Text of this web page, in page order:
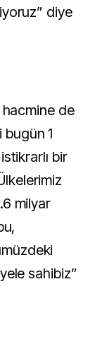
diye
de
1
bir
milyar
sahibiz”